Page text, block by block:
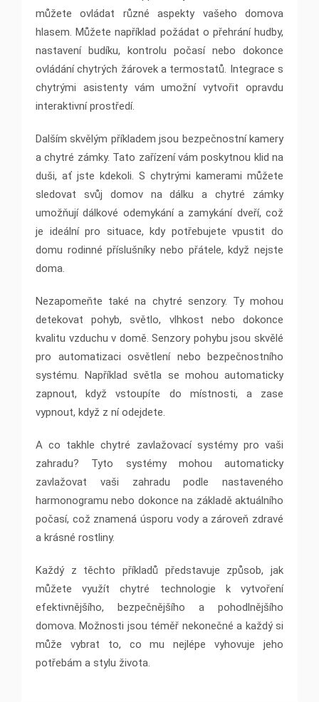
můžete ovládat různé aspekty vašeho domova
hlasem. Můžete například požádat o přehrání hudby,
nastavení budíku, kontrolu počasí nebo dokonce
ovládání chytrých žárovek a termostatů. Integrace s
chytrými asistenty vám umožní vytvořit opravdu
interaktivní prostředí.
Dalším skvělým příkladem jsou bezpečnostní kamery
a chytré zámky. Tato zařízení vám poskytnou klid na
duši, ať jste kdekoli. S chytrými kamerami můžete
sledovat svůj domov na dálku a chytré zámky
umožňují dálkové odemykání a zamykání dveří, což
je ideální pro situace, kdy potřebujete vpustit do
domu rodinné příslušníky nebo přátele, když nejste
doma.
Nezapomeňte také na chytré senzory. Ty mohou
detekovat pohyb, světlo, vlhkost nebo dokonce
kvalitu vzduchu v domě. Senzory pohybu jsou skvělé
pro automatizaci osvětlení nebo bezpečnostního
systému. Například světla se mohou automaticky
zapnout, když vstoupíte do místnosti, a zase
vypnout, když z ní odejdete.
A co takhle chytré zavlažovací systémy pro vaši
zahradu? Tyto systémy mohou automaticky
zavlažovat vaši zahradu podle nastaveného
harmonogramu nebo dokonce na základě aktuálního
počasí, což znamená úsporu vody a zároveň zdravé
a krásné rostliny.
Každý z těchto příkladů představuje způsob, jak
můžete využít chytré technologie k vytvoření
efektivnějšího, bezpečnějšího a pohodlnějšího
domova. Možnosti jsou téměř nekonečné a každý si
může vybrat to, co mu nejlépe vyhovuje jeho
potřebám a stylu života.